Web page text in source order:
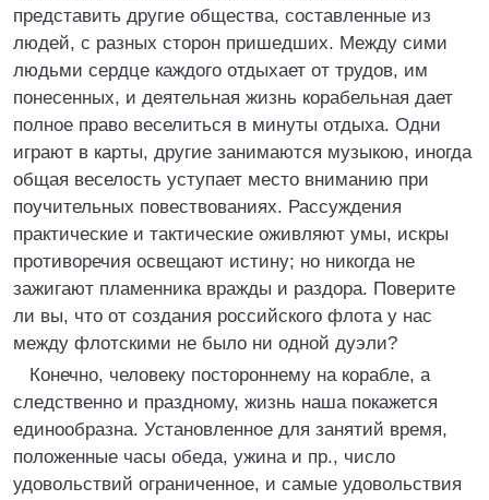
представить другие общества, составленные из
людей, с разных сторон пришедших. Между сими
людьми сердце каждого отдыхает от трудов, им
понесенных, и деятельная жизнь корабельная дает
полное право веселиться в минуты отдыха. Одни
играют в карты, другие занимаются музыкою, иногда
общая веселость уступает место вниманию при
поучительных повествованиях. Рассуждения
практические и тактические оживляют умы, искры
противоречия освещают истину; но никогда не
зажигают пламенника вражды и раздора. Поверите
ли вы, что от создания российского флота у нас
между флотскими не было ни одной дуэли?
Конечно, человеку постороннему на корабле, а
следственно и праздному, жизнь наша покажется
единообразна. Установленное для занятий время,
положенные часы обеда, ужина и пр., число
удовольствий ограниченное, и самые удовольствия